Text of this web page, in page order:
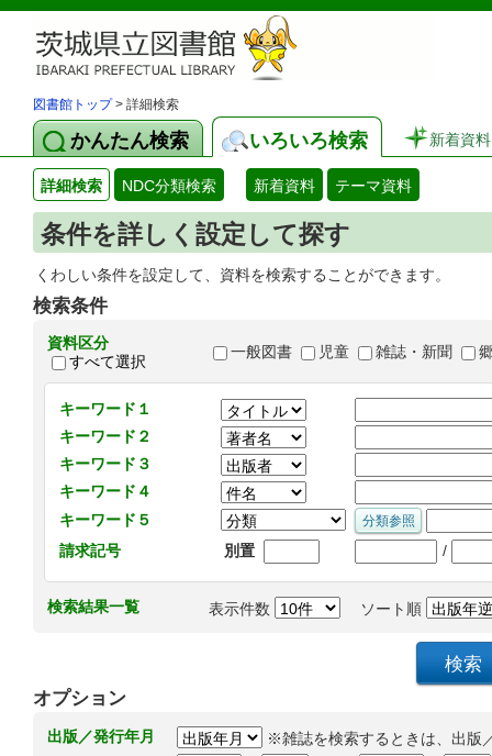
図書館トップ> 詳細検索
かんたん検索 いろいろ検索 新着資料
詳細検索 NDC分類検索 新着資料 テーマ資料
条件を詳しく設定して探す
くわしい条件を設定して、資料を検索することができます。
検索条件
資料区分
すべて選択
一般図書 児童 雑誌・新聞
キーワード１
キーワード２
キーワード３
キーワード４
キーワード５
請求記号
別置 /
検索結果一覧 表示件数 ソート順
オプション
出版／発行年月
※雑誌を検索するときは、出版